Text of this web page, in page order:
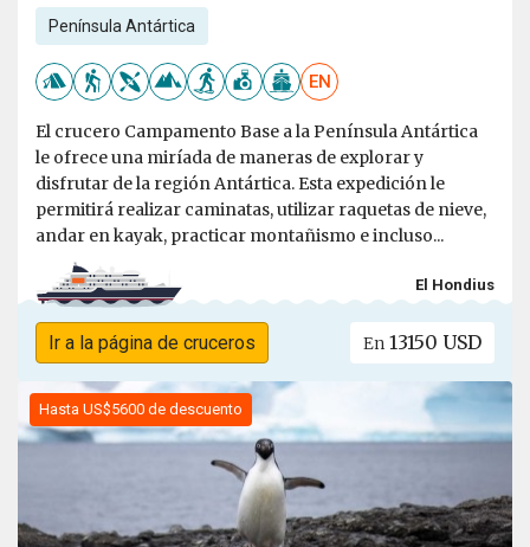
Península Antártica
EN
El crucero Campamento Base a la Península Antártica
le ofrece una miríada de maneras de explorar y
disfrutar de la región Antártica. Esta expedición le
permitirá realizar caminatas, utilizar raquetas de nieve,
andar en kayak, practicar montañismo e incluso...
El Hondius
Ir a la página de cruceros En 13150 USD
Hasta US$5600 de descuento